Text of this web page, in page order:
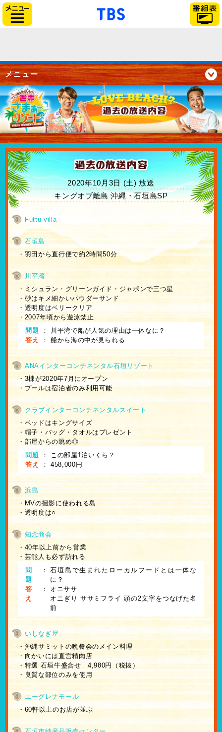
「TBSテレビ」トップページ
メニュー
2020年10月3日 (土) 放送
キングオブ離島 沖縄・石垣島SP
Futtu villa
石垣島
・羽田から直行便で約2時間50分
川平湾
・ミシュラン・グリーンガイド・ジャポンで三つ星
・砂はキメ細かいパウダーサンド
・透明度はベリークリア
・2007年頃から遊泳禁止
問題
：
川平湾で船が人気の理由は一体なに？
答え
： 船から海の中が見られる
ANAインターコンチネンタル石垣リゾート
・3棟が2020年7月にオープン
・プールは宿泊者のみ利用可能
クラブインターコンチネンタルスイート
・ベッドはキングサイズ
・帽子・バッグ・タオルはプレゼント
・部屋からの眺め◎
問題
： この部屋1泊いくら？
答え
： 458,000円
浜島
・MVの撮影に使われる島
・透明度は○
知念商会
・40年以上前から営業
・芸能人も必ず訪れる
問
題
： 石垣島で生まれたローカルフードとは一体な
に？
答
え
： オニササ
オニぎり ササミフライ 頭の2文字をつなげた名
前
いしなぎ屋
・沖縄サミットの晩餐会のメイン料理
・向かいには直営精肉店
・特選 石垣牛盛合せ 4,980円（税抜）
・良質な部位のみを使用
ユーグレナモール
・60軒以上のお店が並ぶ